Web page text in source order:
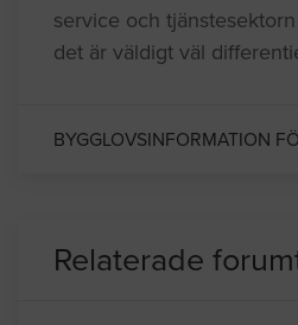
service och
det är väldigt väl
BYGGLOVSINFORMATION
Relaterade